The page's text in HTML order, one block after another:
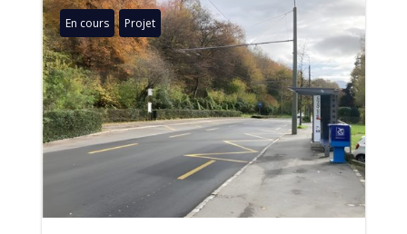
En cours Projet